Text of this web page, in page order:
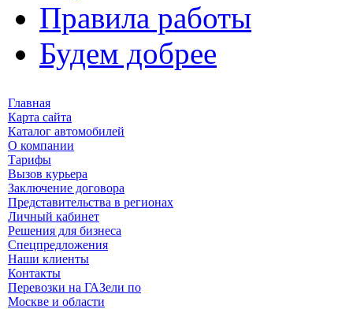
Правила работы
Будем добрее
Главная
Карта сайта
Каталог автомобилей
О компании
Тарифы
Вызов курьера
Заключение договора
Представительства в регионах
Личный кабинет
Решения для бизнеса
Спецпредложения
Наши клиенты
Контакты
Перевозки на ГАЗели по
Москве и области